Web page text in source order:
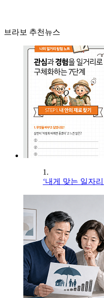
브라보 추천뉴스
1.
‘내게 맞는 일자